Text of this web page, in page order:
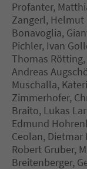
Profanter,
Zangerl, Helmut
Bonavoglia,
Pichler, Ivan
Thomas
Andreas
Muschalla,
Zimmerhofer,
Braito, Lukas
Edmund
Ceolan,
Robert Gruber,
Breitenberger,